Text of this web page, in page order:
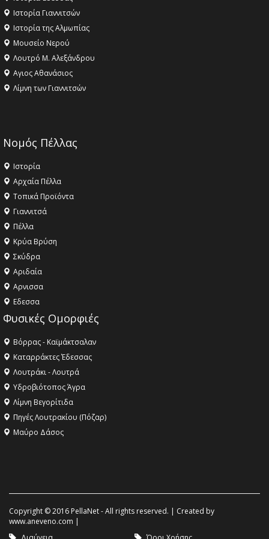
Ιστορία Γιαννιτσών
Ιστορία της Αλμωπίας
Μουσείο Νερού
Λουτρό Μ. Αλεξάνδρου
Αγιος Αθανάσιος
Λίμνη των Γιαννιτσών
Νομός Πέλλας
Ιστορία
Αρχαία Πέλλα
Τοπικά Προϊόντα
Γιαννιτσά
Πέλλα
Κρύα Βρύση
Σκύδρα
Αριδαία
Aρνισσα
Eδεσσα
Φυσικές Ομορφιές
Βόρρας - Καϊμάκτσαλαν
Καταρράκτες Έδεσσας
Λουτράκι - Λουτρά
Υδροβιότοπος Άγρα
Λίμνη Βεγορίτιδα
Πηγές Λουτρακίου (Πόζαρ)
Μαύρο Δάσος
Copyright © 2016 PellaNet - All rights reserved. | Created by
www.aneveno.com |